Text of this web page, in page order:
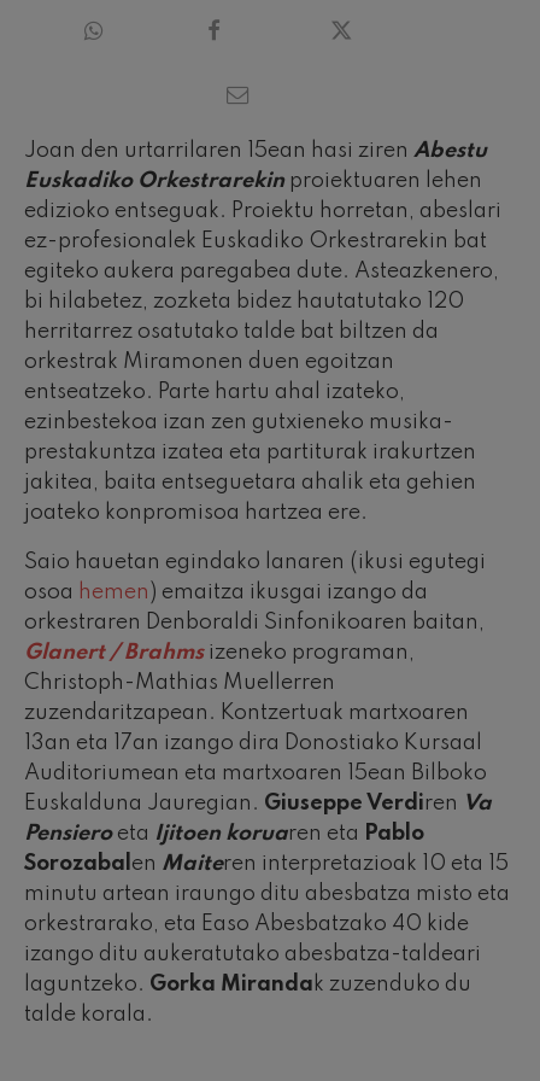
Joan den urtarrilaren 15ean hasi ziren Abestu
Euskadiko Orkestrarekin proiektuaren lehen
edizioko entseguak. Proiektu horretan, abeslari
ez-profesionalek Euskadiko Orkestrarekin bat
egiteko aukera paregabea dute. Asteazkenero,
bi hilabetez, zozketa bidez hautatutako 120
herritarrez osatutako talde bat biltzen da
orkestrak Miramonen duen egoitzan
entseatzeko. Parte hartu ahal izateko,
ezinbestekoa izan zen gutxieneko musika-
prestakuntza izatea eta partiturak irakurtzen
jakitea, baita entseguetara ahalik eta gehien
joateko konpromisoa hartzea ere.
Saio hauetan egindako lanaren (ikusi egutegi
osoa hemen ) emaitza ikusgai izango da
orkestraren Denboraldi Sinfonikoaren baitan,
Glanert / Brahmsizeneko programan,
Christoph-Mathias Muellerren
zuzendaritzapean. Kontzertuak martxoaren
13an eta 17an izango dira Donostiako Kursaal
Auditoriumean eta martxoaren 15ean Bilboko
Euskalduna Jauregian. Giuseppe Verdiren Va
Pensieroeta Ijitoen koruaren eta Pablo
Sorozabal en Maiteren interpretazioak 10 eta 15
minutu artean iraungo ditu abesbatza misto eta
orkestrarako, eta Easo Abesbatzako 40 kide
izango ditu aukeratutako abesbatza-taldeari
laguntzeko. Gorka Miranda k zuzenduko du
talde korala.